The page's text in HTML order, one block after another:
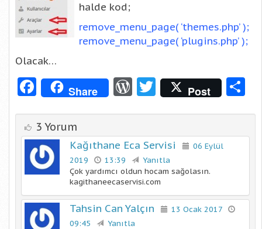
halde kod;
remove_menu_page( ‘themes.php’ );
remove_menu_page( ‘plugins.php’ );
Olacak…
Facebook
Share WordPress
Twitter
Post
3 Yorum
Kağıthane Eca Servisi
06 Eylül
2019
13:39
Yanıtla
Çok yardımcı oldun hocam sağolasın.
kagithaneecaservisi.com
Tahsin Can Yalçın
13 Ocak 2017
09:45
Yanıtla